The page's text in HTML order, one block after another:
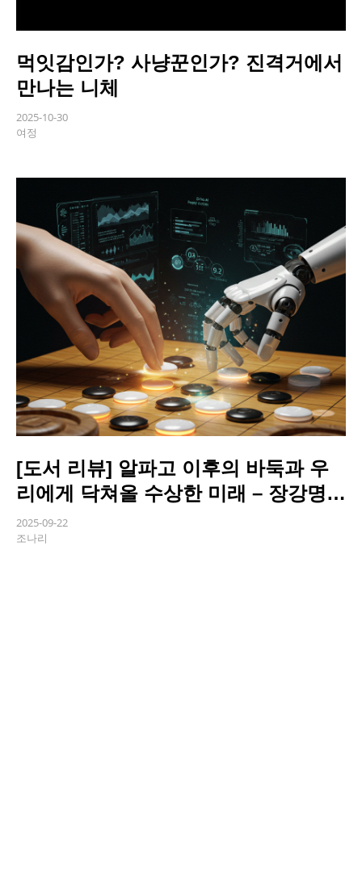
먹잇감인가? 사냥꾼인가? 진격거에서
만나는 니체
2025-10-30
여정
[도서 리뷰] 알파고 이후의 바둑과 우
리에게 닥쳐올 수상한 미래 – 장강명,
<먼저 온 미래: AI 이후의 세계를 경험
한 사람들>
2025-09-22
조나리